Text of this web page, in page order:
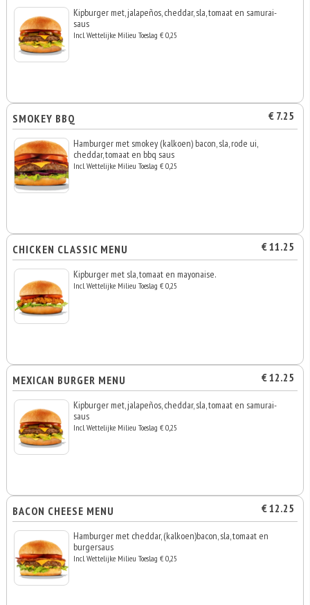
Kipburger met, jalapeños, cheddar, sla, tomaat en samurai-
saus
Incl. Wettelijke Milieu Toeslag € 0,25
SMOKEY BBQ € 7.25
Hamburger met smokey (kalkoen) bacon, sla, rode ui,
cheddar, tomaat en bbq saus
Incl. Wettelijke Milieu Toeslag € 0,25
CHICKEN CLASSIC MENU € 11.25
Kipburger met sla, tomaat en mayonaise.
Incl. Wettelijke Milieu Toeslag € 0,25
MEXICAN BURGER MENU € 12.25
Kipburger met, jalapeños, cheddar, sla, tomaat en samurai-
saus
Incl. Wettelijke Milieu Toeslag € 0,25
BACON CHEESE MENU € 12.25
Hamburger met cheddar, (kalkoen)bacon, sla, tomaat en
burgersaus
Incl. Wettelijke Milieu Toeslag € 0,25